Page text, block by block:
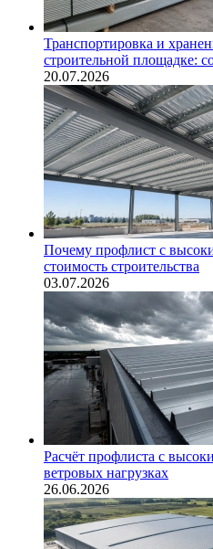
Транспортировка и
строительной площадке:
20.07.2026
Почему профлист с
стоимость строительства
03.07.2026
Расчёт профлиста с
ветровых нагрузках
26.06.2026